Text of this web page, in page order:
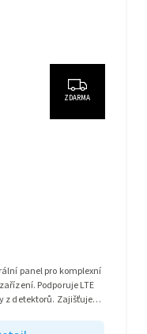
ZDARMA
panel pro komplexní
Podporuje LTE
z detektorů. Zajišťuje